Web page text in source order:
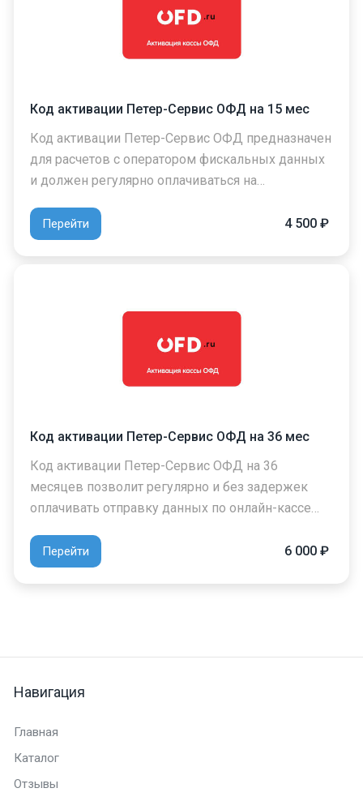
Код активации Петер-Сервис ОФД на 15 мес
Код активации Петер-Сервис ОФД предназначен
для расчетов с оператором фискальных данных
и должен регулярно оплачиваться на…
Перейти 4 500 ₽
Код активации Петер-Сервис ОФД на 36 мес
Код активации Петер-Сервис ОФД на 36
месяцев позволит регулярно и без задержек
оплачивать отправку данных по онлайн-кассе…
Перейти 6 000 ₽
Навигация
Главная
Каталог
Отзывы